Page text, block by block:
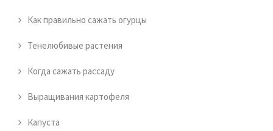
Как правильно сажать огурцы
Тенелюбивые растения
Когда сажать рассаду
Выращивания картофеля
Капуста